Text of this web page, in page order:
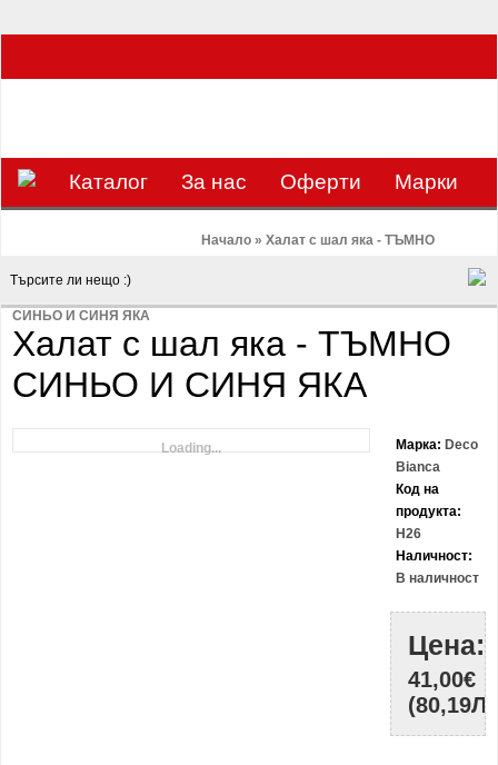
Каталог За нас Оферти Mарки
Начало » Халат с шал яка - ТЪМНО
СИНЬО И СИНЯ ЯКА
Халат с шал яка - ТЪМНО
СИНЬО И СИНЯ ЯКА
Loading... Марка: Deco
Bianca
Код на
продукта:
H26
Наличност:
В наличност
Цена:
41,00€